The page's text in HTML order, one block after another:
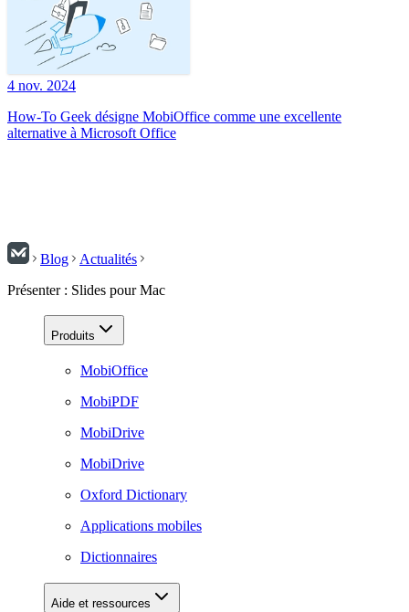
4 nov. 2024
How-To Geek désigne MobiOffice comme une excellente
alternative à Microsoft Office
Blog
Actualités
Présenter : Slides pour Mac
Produits
MobiOffice
MobiPDF
MobiDrive
MobiDrive
Oxford Dictionary
Applications mobiles
Dictionnaires
Aide et ressources